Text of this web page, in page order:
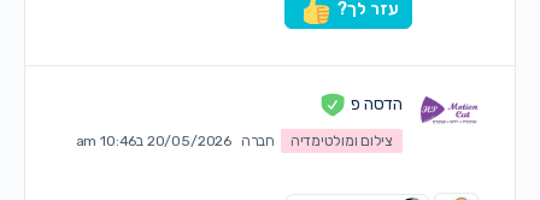
עזר לך?
הדסה פ
צילום ומולטימדיה חברה 20/05/2026 ב10:46 am